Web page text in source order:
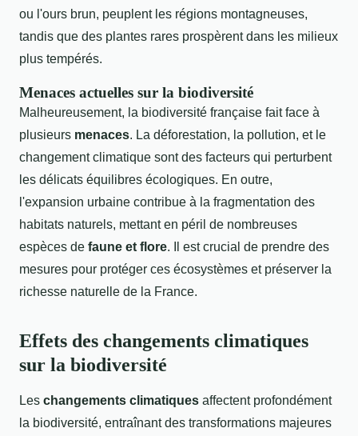
ou l'ours brun, peuplent les régions montagneuses,
tandis que des plantes rares prospèrent dans les milieux
plus tempérés.
Menaces actuelles sur la biodiversité
Malheureusement, la biodiversité française fait face à
plusieurs menaces. La déforestation, la pollution, et le
changement climatique sont des facteurs qui perturbent
les délicats équilibres écologiques. En outre,
l'expansion urbaine contribue à la fragmentation des
habitats naturels, mettant en péril de nombreuses
espèces de faune et flore. Il est crucial de prendre des
mesures pour protéger ces écosystèmes et préserver la
richesse naturelle de la France.
Effets des changements climatiques
sur la biodiversité
Les changements climatiques affectent profondément
la biodiversité, entraînant des transformations majeures